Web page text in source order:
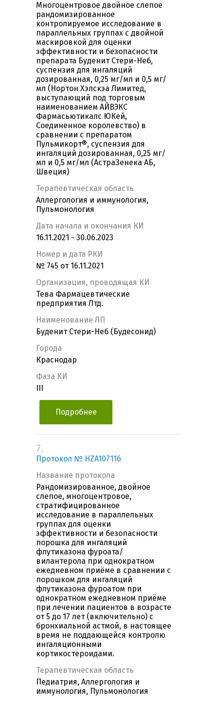
Многоцентровое двойное слепое
рандомизированное
контролируемое исследование в
параллельных группах с двойной
маскировкой для оценки
эффективности и безопасности
препарата Буденит Стери-Неб,
суспензия для ингаляций
дозированная, 0,25 мг/мл и 0,5 мг/
мл (Нортон Хэлскэа Лимитед,
выступающий под торговым
наименованием АЙВЭКС
Фармасьютикалс ЮКей,
Соединенное королевство) в
сравнении с препаратом
Пульмикорт®, суспензия для
ингаляций дозированная, 0,25 мг/
мл и 0,5 мг/мл (АстраЗенека АБ,
Швеция)
Терапевтическая область
Аллергология и иммунология,
Пульмонология
Дата начала и окончания КИ
16.11.2021 - 30.06.2023
Номер и дата РКИ
№ 745 от 16.11.2021
Организация, проводящая КИ
Тева Фармацевтические
предприятия Лтд.
Наименование ЛП
Буденит Стери-Неб (Будесонид)
Города
Краснодар
Фаза КИ
Подробнее
7.
Протокол № HZA107116
Название протокола
Рандомизированное, двойное
слепое, многоцентровое,
стратифицированное
исследование в параллельных
группах для оценки
эффективности и безопасности
порошка для ингаляций
флутиказона фуроата/
вилантерола при однократном
ежедневном приёме в сравнении с
порошком для ингаляций
флутиказона фуроатом при
однократном ежедневном приёме
при лечении пациентов в возрасте
от 5 до 17 лет (включительно) с
бронхиальной астмой, в настоящее
время не поддающейся контролю
ингаляционными
кортикостероидами.
Терапевтическая область
Педиатрия, Аллергология и
иммунология, Пульмонология